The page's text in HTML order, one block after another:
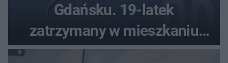
Gdańsku. 19-latek
zatrzymany w mieszkaniu
seniora